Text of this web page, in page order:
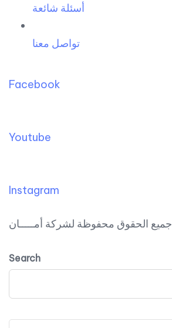
أسئلة شائعة
تواصل معنا
Facebook
Youtube
Instagram
جميع الحقوق محفوظة لشركة أمـــــان
Search